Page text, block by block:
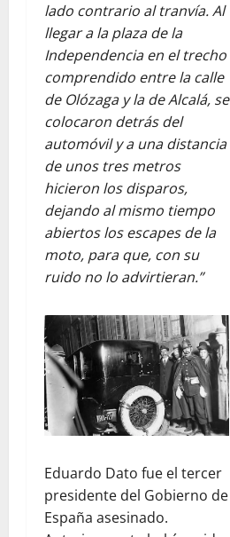
lado contrario al tranvía. Al
llegar a la plaza de la
Independencia en el trecho
comprendido entre la calle
de Olózaga y la de Alcalá, se
colocaron detrás del
automóvil y a una distancia
de unos tres metros
hicieron los disparos,
dejando al mismo tiempo
abiertos los escapes de la
moto, para que, con su
ruido no lo advirtieran.”
Eduardo Dato fue el tercer
presidente del Gobierno de
España asesinado.